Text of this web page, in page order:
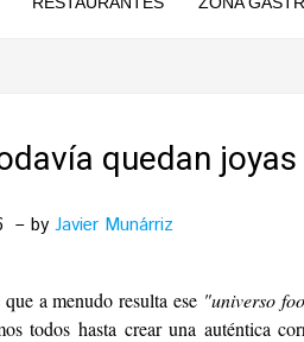
quedan
by Javier Munárriz
a menudo resulta ese "universo
todos hasta crear una auténtica